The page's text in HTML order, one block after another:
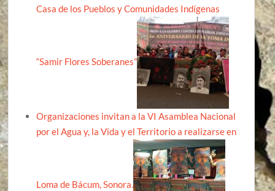
Casa de los Pueblos y Comunidades Indígenas
“Samir Flores Soberanes”
Organizaciones invitan a la VI Asamblea Nacional
por el Agua y, la Vida y el Territorio a realizarse en
Loma de Bácum, Sonora.